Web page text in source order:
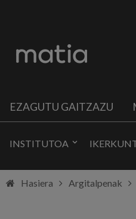
EZAGUTU GAITZAZU
INSTITUTOA
Hasiera Argitalpenak